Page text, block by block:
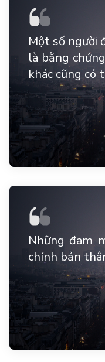
Một số người
là bằng
khác cũng có
Những đam
chính bản